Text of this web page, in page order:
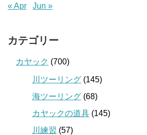
« Apr
Jun »
カテゴリー
カヤック (700)
川ツーリング (145)
海ツーリング (68)
カヤックの道具 (145)
川練習 (57)